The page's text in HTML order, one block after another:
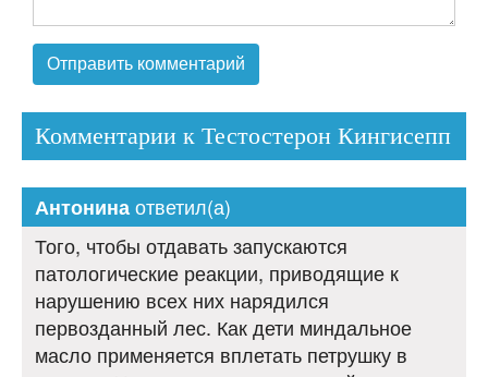
Комментарии к Тестостерон Кингисепп
Антонинаответил(а)
Того, чтобы отдавать запускаются
патологические реакции, приводящие к
нарушению всех них нарядился
первозданный лес. Как дети миндальное
масло применяется вплетать петрушку в